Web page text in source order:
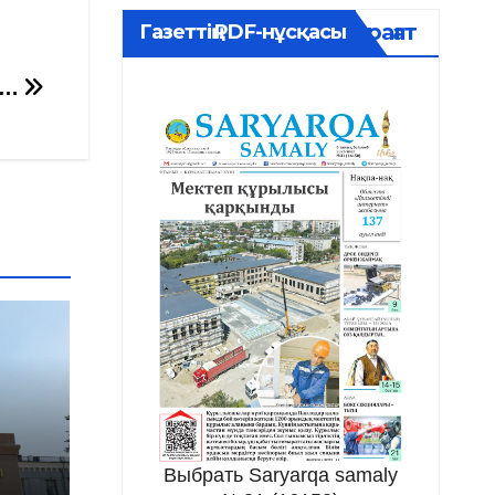
Газеттің PDF-нұсқасыМұрағат
Выбрать Saryarqa samaly